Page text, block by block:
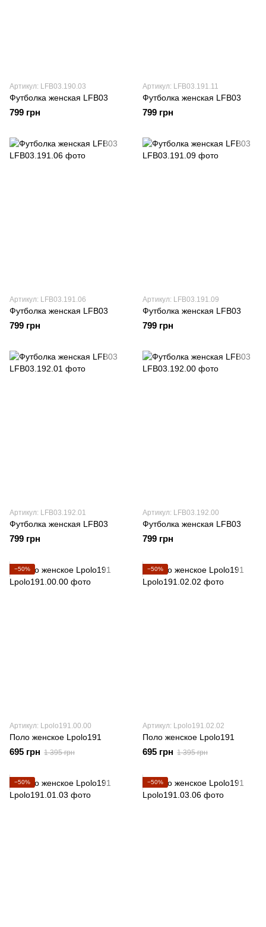
Артикул: LFB03.190.03
Футболка женская LFB03
799 грн
Артикул: LFB03.191.11
Футболка женская LFB03
799 грн
Артикул: LFB03.191.06
Футболка женская LFB03
799 грн
Артикул: LFB03.191.09
Футболка женская LFB03
799 грн
Артикул: LFB03.192.01
Футболка женская LFB03
799 грн
Артикул: LFB03.192.00
Футболка женская LFB03
799 грн
−50%
Артикул: Lpolo191.00.00
Поло женское Lpolo191
695 грн 1 395 грн
−50%
Артикул: Lpolo191.02.02
Поло женское Lpolo191
695 грн 1 395 грн
−50% −50%